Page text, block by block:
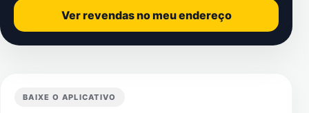
Ver revendas no meu endereço
BAIXE O APLICATIVO